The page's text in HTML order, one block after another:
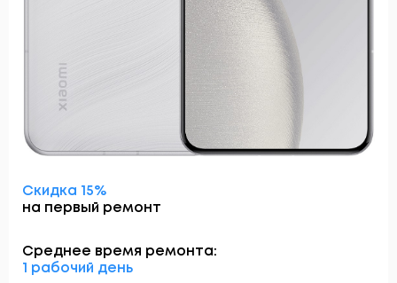
Скидка 15%
на первый ремонт
Среднее время ремонта:
1 рабочий день